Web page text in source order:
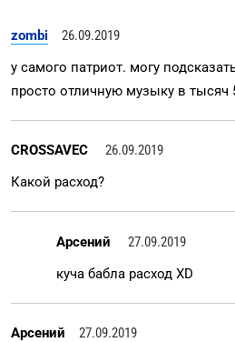
zombi
26.09.2019
у самого патриот. могу
просто отличную музыку в тысяч
CROSSAVEC
26.09.2019
Какой расход?
Арсений
27.09.2019
куча бабла расход XD
Арсений
27.09.2019